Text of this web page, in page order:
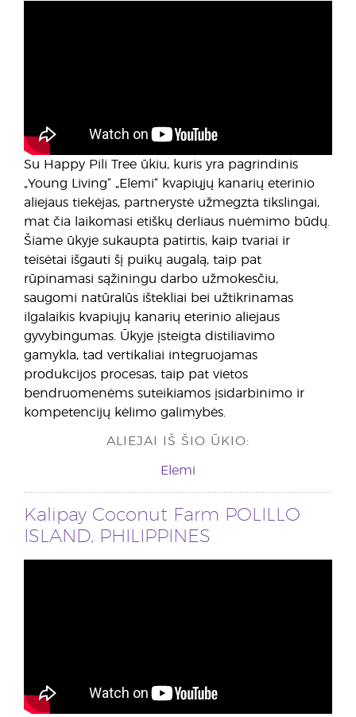
Su Happy Pili Tree ūkiu, kuris yra pagrindinis
„Young Living“ „Elemi“ kvapiųjų kanarių eterinio
aliejaus tiekėjas, partnerystė užmegzta tikslingai,
mat čia laikomasi etiškų derliaus nuėmimo būdų.
Šiame ūkyje sukaupta patirtis, kaip tvariai ir
teisėtai išgauti šį puikų augalą, taip pat
rūpinamasi sąžiningu darbo užmokesčiu,
saugomi natūralūs ištekliai bei užtikrinamas
ilgalaikis kvapiųjų kanarių eterinio aliejaus
gyvybingumas. Ūkyje įsteigta distiliavimo
gamykla, tad vertikaliai integruojamas
produkcijos procesas, taip pat vietos
bendruomenėms suteikiamos įsidarbinimo ir
kompetencijų kėlimo galimybės.
ALIEJAI IŠ ŠIO ŪKIO:
Elemi
Kalipay Coconut Farm POLILLO
ISLAND, PHILIPPINES